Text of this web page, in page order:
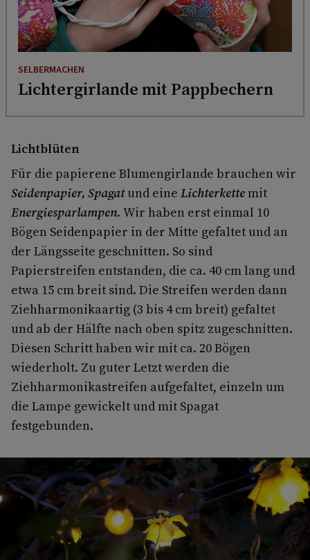
SELBERMACHEN
Lichtergirlande mit Pappbechern
Lichtblüten
Für die papierene Blumengirlande brauchen wir
Seidenpapier, Spagatund eine Lichterkettemit
Energiesparlampen. Wir haben erst einmal 10
Bögen Seidenpapier in der Mitte gefaltet und an
der Längsseite geschnitten. So sind
Papierstreifen entstanden, die ca. 40 cm lang und
etwa 15 cm breit sind. Die Streifen werden dann
Ziehharmonikaartig (3 bis 4 cm breit) gefaltet
und ab der Hälfte nach oben spitz zugeschnitten.
Diesen Schritt haben wir mit ca. 20 Bögen
wiederholt. Zu guter Letzt werden die
Ziehharmonikastreifen aufgefaltet, einzeln um
die Lampe gewickelt und mit Spagat
festgebunden.